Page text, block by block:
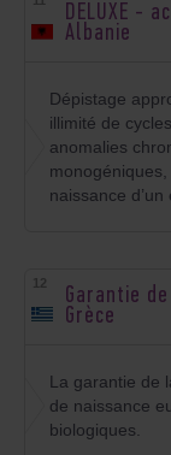
DELUXE -
Albanie
Dépistage
illimité de
anomalies
monogéniques,
naissance
Garantie
Grèce
La garantie de
de naissance
biologiques.